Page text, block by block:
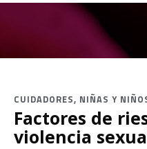
CUIDADORES, NIÑAS Y
Factores de
violencia